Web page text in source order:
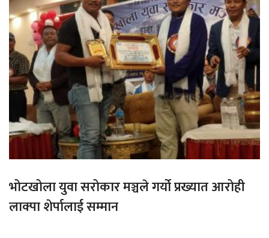
भोटखोला युवा सरोकार मञ्चले गर्यो प्रख्यात आरोही
लाक्पा शेर्पालाई सम्मान